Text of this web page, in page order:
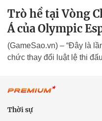
Trò hề tại Vòng
Á của Olympic
(GameSao.vn) – “Đây là
chức thay đổi luật lệ thi
Thời sự